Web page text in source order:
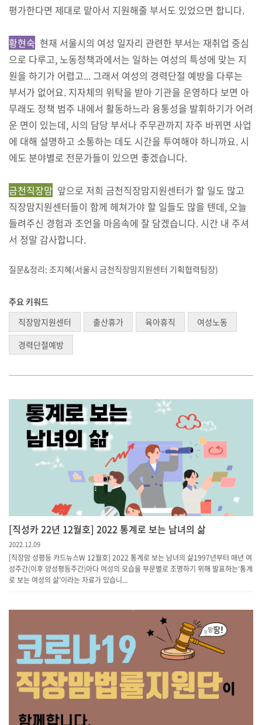
평가한다면 제대로 맡아서 지원해줄 부서도 있었으면 합니다.
황현숙 현재 서울시의 여성 일자리 관련한 부서는 재취업 중심
으로 다루고, 노동정책과에서는 일하는 여성의 특성에 맞는 지
원을 하기가 어렵고... 그래서 여성의 경력단절 예방을 다루는
부서가 없어요. 지자체의 위탁을 받아 기관을 운영하다 보면 아
무래도 정책 범주 내에서 활동하느라 융통성을 발휘하기가 어려
운 면이 있는데, 시의 담당 부서나 주무관까지 자주 바뀌면 사업
에 대해 설명하고 소통하는 데도 시간을 투여해야 하니까요. 시
에도 분야별로 전문가들이 있으면 좋겠습니다.
금천직장맘 앞으로 저희 금천직장맘지원센터가 할 일도 많고
직장맘지원센터들이 함께 헤쳐가야 할 일들도 많을 텐데, 오늘
들려주신 경험과 조언을 마음속에 잘 담겠습니다. 시간 내 주셔
서 정말 감사합니다.
질문&정리: 조지혜(서울시 금천직장맘지원센터 기획협력팀장)
주요 키워드
직장맘지원센터
출산휴가 육아휴직
여성노동
경력단절예방
[직성카 22년 12월호] 2022 통계로 보는 남녀의 삶
2022.12.09
[직장맘 성평등 카드뉴스W 12월호] 2022 통계로 보는 남녀의 삶1997년부터 매년 여
성주간(이후 양성평등주간)마다 여성의 모습을 부문별로 조명하기 위해 발표하는‘통계
로 보는 여성의 삶’이라는 자료가 있습니...